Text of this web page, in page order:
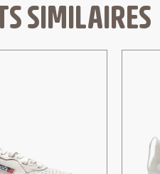
SIMILAIRES